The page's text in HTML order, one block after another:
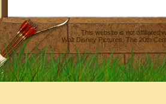
This website is not affiliated
Walt Disney Pictures,The 20th